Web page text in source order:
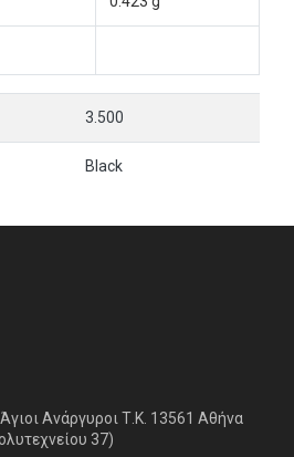
3.500
Black
Ανάργυροι Τ.Κ. 13561 Αθήνα
37)